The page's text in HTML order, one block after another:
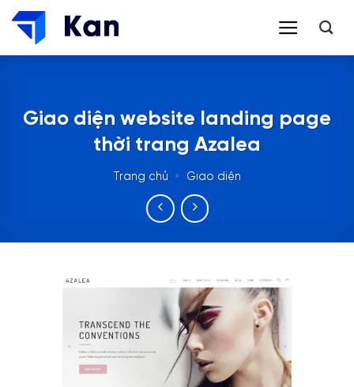
Bỏ
qua
nội
Giao diện website landing page
thời trang Azalea
Trang chủ » Giao diện